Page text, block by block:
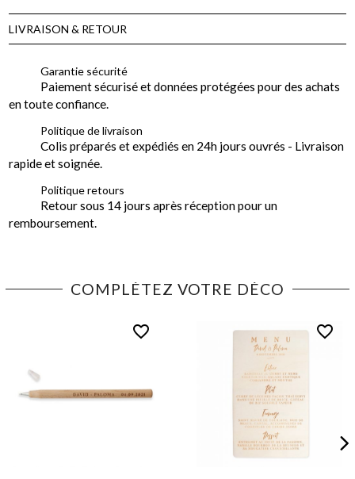
LIVRAISON & RETOUR
Garantie sécurité
Paiement sécurisé et données protégées pour des achats
en toute confiance.
Politique de livraison
Colis préparés et expédiés en 24h jours ouvrés - Livraison
rapide et soignée.
Politique retours
Retour sous 14 jours après réception pour un
remboursement.
COMPLÉTEZ VOTRE DÉCO
favorite_border favorite_border